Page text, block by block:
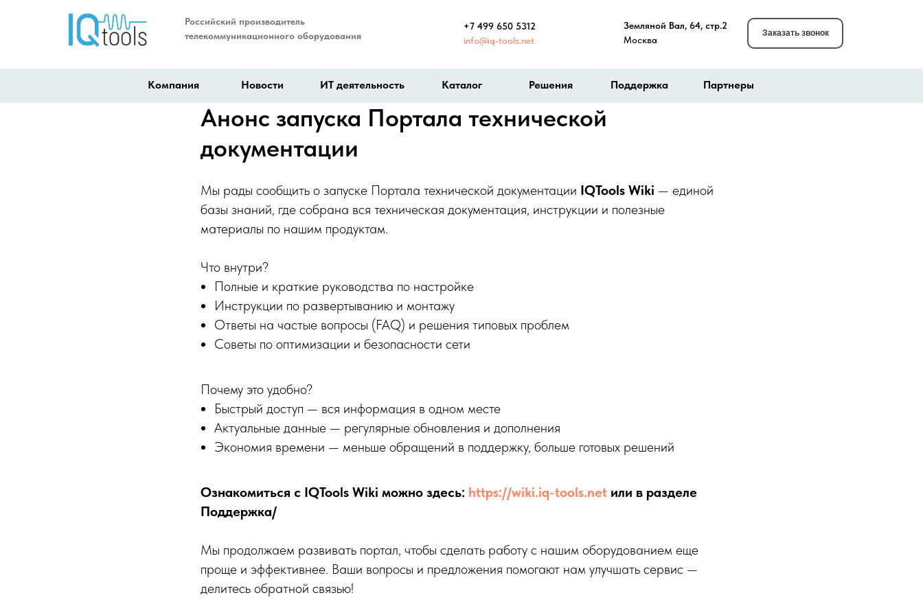
+7 499 650 5312
info@iq-tools.net
Земляной Вал, 64, стр.2
Москва
Российский производитель
телекоммуникационного оборудования
Заказать звонок
Компания Новости Решения Партнеры
ИТ деятельность Каталог Поддержка
Анонс запуска Портала технической
документации
Мы рады сообщить о запуске Портала технической документации IQTools Wiki — единой
базы знаний, где собрана вся техническая документация, инструкции и полезные
материалы по нашим продуктам.
Что внутри?
Полные и краткие руководства по настройке
Инструкции по развертыванию и монтажу
Ответы на частые вопросы (FAQ) и решения типовых проблем
Советы по оптимизации и безопасности сети
Почему это удобно?
Быстрый доступ — вся информация в одном месте
Актуальные данные — регулярные обновления и дополнения
Экономия времени — меньше обращений в поддержку, больше готовых решений
Ознакомиться с IQTools Wiki можно здесь: https://wiki.iq-tools.net или в разделе
Поддержка/
Мы продолжаем развивать портал, чтобы сделать работу с нашим оборудованием еще
проще и эффективнее. Ваши вопросы и предложения помогают нам улучшать сервис —
делитесь обратной связью!